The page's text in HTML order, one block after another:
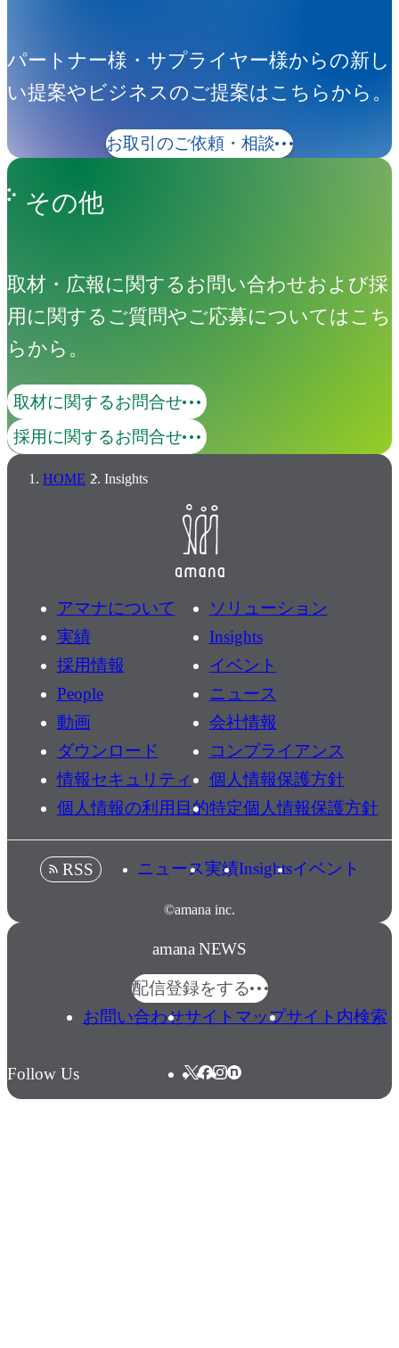
パートナー様・サプライヤー様からの新し
い提案やビジネスのご提案はこちらから。
お取引のご依頼・相談
その他
取材・広報に関するお問い合わせおよび採
用に関するご質問やご応募についてはこち
らから。
取材に関するお問合せ
採用に関するお問合せ
HOME Insights
アマナについて
ソリューション
実績
Insights
採用情報
イベント
People
ニュース
動画
会社情報
ダウンロード
コンプライアンス
情報セキュリティ
個人情報保護方針
個人情報の利用目的特定個人情報保護方針
©amana inc.
RSS ニュース実績Insightsイベント
amana NEWS
配信登録をする
お問い合わせサイトマップサイト内検索
Follow Us